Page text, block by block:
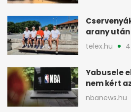
arany
telex.hu
Yabusele
nem kért
miért jött
nbanews.hu